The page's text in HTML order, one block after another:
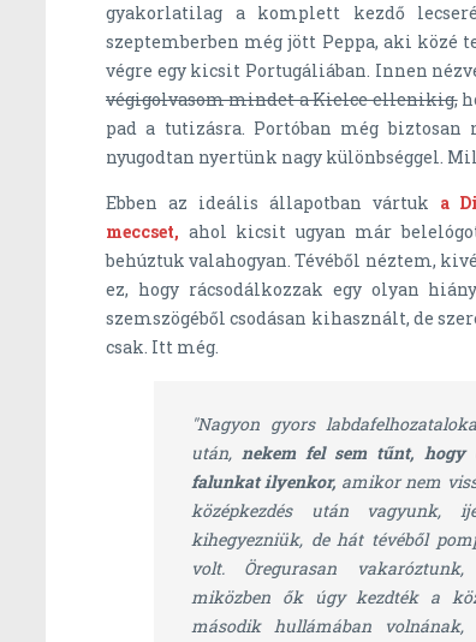
gyakorlatilag a komplett kezdő
szeptemberben még jött Peppa, aki
végre egy kicsit Portugáliában. Innen
végigolvasom mindet a Kielce ellenikig,
pad a tutizásra. Portóban még
nyugodtan nyertünk nagy különbséggel.
Ebben az ideális állapotban vártuk a
meccset, ahol kicsit ugyan már
behúztuk valahogyan. Tévéből néztem,
ez, hogy rácsodálkozzak egy olyan
szemszögéből csodásan kihasznált, de
csak. Itt még.
"Nagyon gyors
után,nekem fel sem tűnt, hogy
falunkat ilyenkor, amikor nem
középkezdés után vagyunk,
kihegyezniük, de hát tévéből
volt. Öregurasan
miközben ők úgy kezdték a
második hullámában